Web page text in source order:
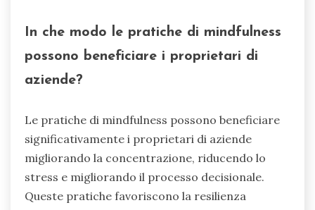
In che modo le pratiche di mindfulness
possono beneficiare i proprietari di
aziende?
Le pratiche di mindfulness possono beneficiare
significativamente i proprietari di aziende
migliorando la concentrazione, riducendo lo
stress e migliorando il processo decisionale.
Queste pratiche favoriscono la resilienza